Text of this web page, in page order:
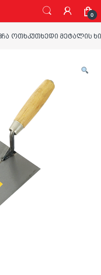
0
ოთხკუთხედი მეტალის